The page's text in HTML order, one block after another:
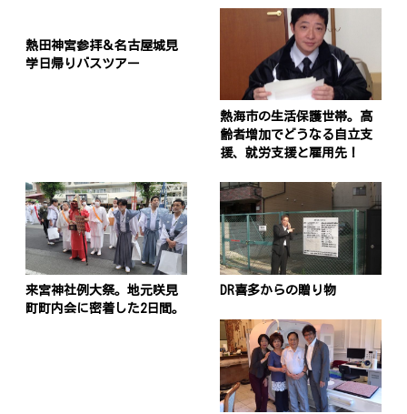
熱田神宮参拝＆名古屋城見
学日帰りバスツアー
熱海市の生活保護世帯。高
齢者増加でどうなる自立支
援、就労支援と雇用先！
来宮神社例大祭。地元咲見
町町内会に密着した2日間。
DR喜多からの贈り物